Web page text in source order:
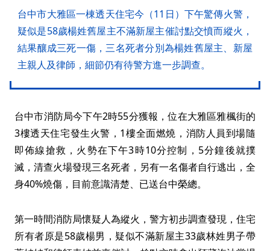
台中市大雅區一棟透天住宅今（11日）下午驚傳火警，
疑似是58歲楊姓舊屋主不滿新屋主催討點交憤而縱火，
結果釀成三死一傷，三名死者分別為楊姓舊屋主、新屋
主親人及律師，細節仍有待警方進一步調查。
台中市消防局今下午2時55分獲報，位在大雅區雅楓街的
3樓透天住宅發生火警，1樓全面燃燒，消防人員到場隨
即佈線搶救，火勢在下午3時10分控制，5分鐘後就撲
滅，清查火場發現三名死者，另有一名傷者自行逃出，全
身40%燒傷，目前意識清楚、已送台中榮總。
第一時間消防局懷疑人為縱火，警方初步調查發現，住宅
所有者原是58歲楊男，疑似不滿新屋主33歲林姓男子帶